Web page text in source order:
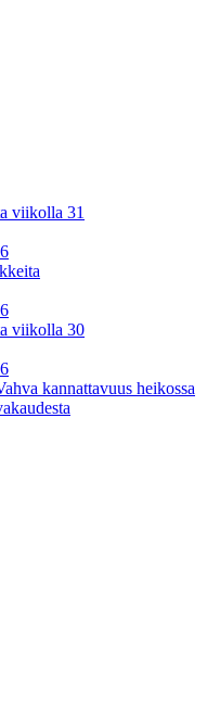
viikolla 31
viikolla 30
kannattavuus heikossa